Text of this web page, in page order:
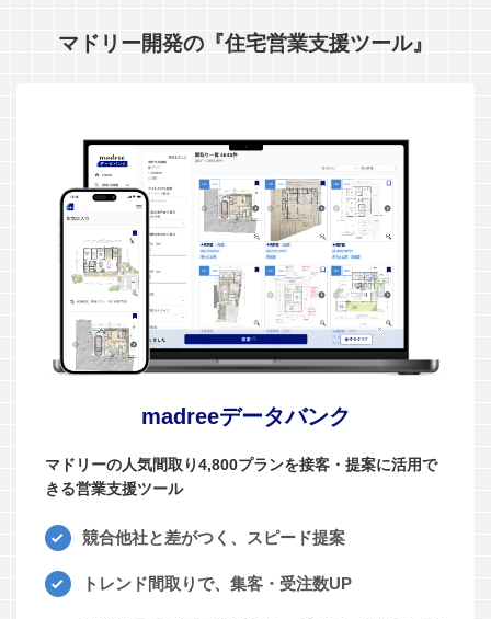
マドリー開発の『住宅営業支援ツール』
madreeデータバンク
マドリーの人気間取り4,800プランを接客・提案に活用で
きる営業支援ツール
競合他社と差がつく、スピード提案
トレンド間取りで、集客・受注数UP